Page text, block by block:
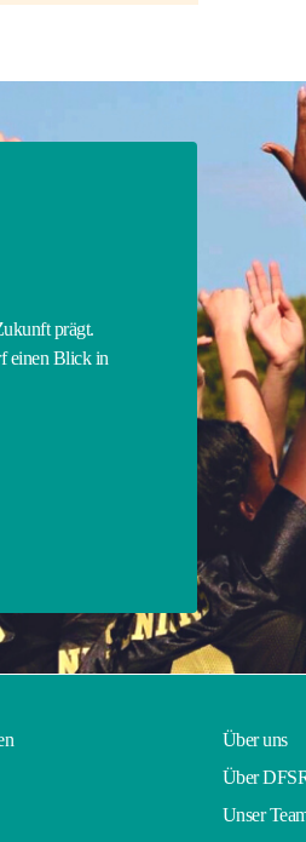
prägt.
einen Blick in
Über uns
Über
Unser